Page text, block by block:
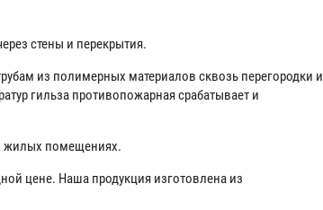
стены и перекрытия.
из полимерных материалов сквозь перегородки и
гильза противопожарная срабатывает и
жилых помещениях.
цене. Наша продукция изготовлена из